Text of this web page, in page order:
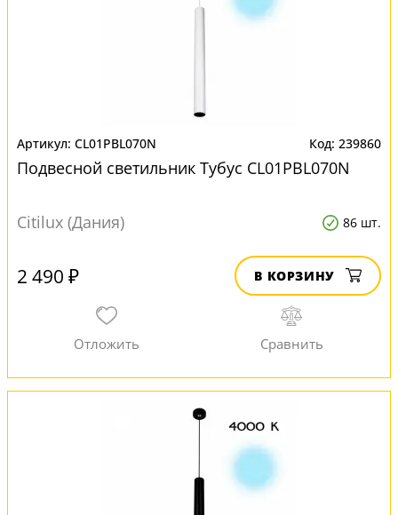
CL01PBL070N 239860
Подвесной светильник Тубус CL01PBL070N
Citilux (Дания) 86 шт.
2 490 ₽ В КОРЗИНУ